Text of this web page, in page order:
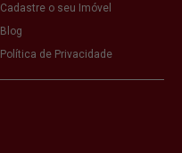
Cadastre o seu Imóvel
Blog
Política de Privacidade